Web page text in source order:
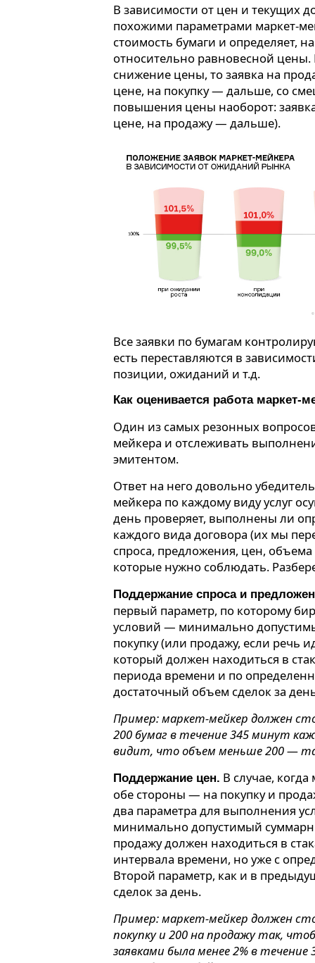
В зависимости от цен и текущих
похожими параметрами маркет-
стоимость бумаги и определяет,
относительно равновесной
снижение цены, то заявка на
цене, на покупку — дальше, со
повышения цены наоборот:
цене, на продажу — дальше).
Все заявки по бумагам
есть переставляются в
позиции, ожиданий и т.д.
Как оценивается работа маркет-
Один из самых резонных
мейкера и отслеживать
эмитентом.
Ответ на него довольно
мейкера по каждому виду услуг
день проверяет, выполнены ли
каждого вида договора (их мы
спроса, предложения, цен,
которые нужно соблюдать.
Поддержание спроса и
первый параметр, по которому
условий — минимально
покупку (или продажу, если речь
который должен находиться в
периода времени и по
достаточный объем сделок за
Пример: маркет-мейкер должен
200 бумаг в течение 345 минут
видит, что объем меньше 200 —
Поддержание цен. В случае,
обе стороны — на покупку и
два параметра для выполнения
минимально допустимый
продажу должен находиться в
интервала времени, но уже с
Второй параметр, как и в
сделок за день.
Пример: маркет-мейкер должен
покупку и 200 на продажу так,
заявками была менее 2% в